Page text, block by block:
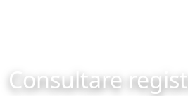
Consultare